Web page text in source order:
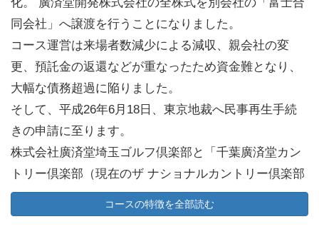
同会社」へ譲渡を行うことになりました。
コース運営は来場者数減少による減収、親会社の変
更、預託金の返還などが重なったため資金難となり、
大幅な債務超過に陥りました。
そして、平成26年6月18日、東京地裁へ民事再生手続
きの申請に至ります。
株式会社廣済堂埼玉ゴルフ倶楽部と「千葉廣済堂カン
トリー倶楽部（現在のザ ナショナルカントリー倶楽部
千葉）」、「ザ ナショナルカントリー倶楽部（現在の
ザ ナショナルカントリー倶楽部 富士）」をあわせた負
コースの特徴を全部読む